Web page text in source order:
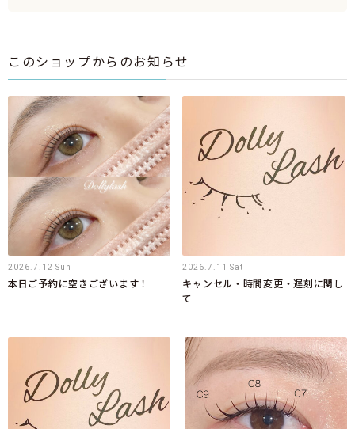
このショップからのお知らせ
2026.7.12 Sun
本日ご予約に空きございます！
2026.7.11 Sat
キャンセル・時間変更・遅刻に関し
て